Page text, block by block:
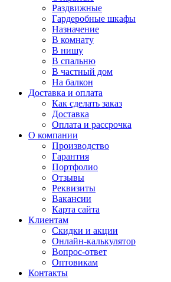
Раздвижные
Гардеробные шкафы
Назначение
В комнату
В нишу
В спальню
В частный дом
На балкон
Доставка и оплата
Как сделать заказ
Доставка
Оплата и рассрочка
О компании
Производство
Гарантия
Портфолио
Отзывы
Реквизиты
Вакансии
Карта сайта
Клиентам
Скидки и акции
Онлайн-калькулятор
Вопрос-ответ
Оптовикам
Контакты